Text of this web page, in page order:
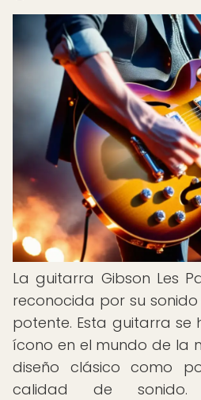
La guitarra Gibson Les
reconocida por su
potente. Esta guitarra se
ícono en el mundo de la
diseño clásico como
calidad de sonido.